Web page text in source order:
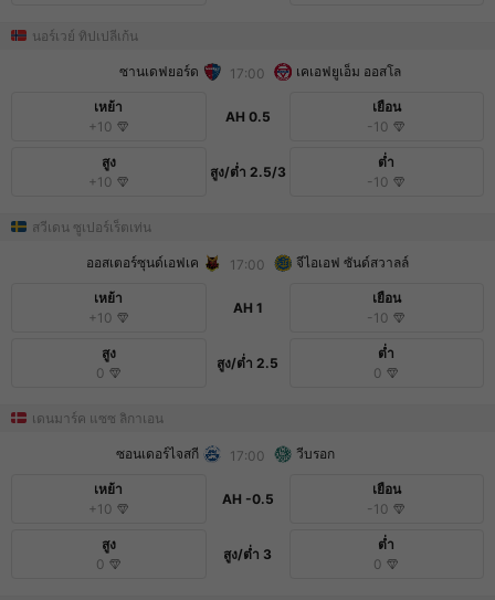
นอร์เวย์ ทิปเปลีเก้น
ซานเดฟยอร์ด 17:00 เคเอฟยูเอ็ม ออสโล
เหย้า
+10
AH 0.5
เยือน
-10
สูง
+10
สูง/ต่ำ 2.5/3
ต่ำ
-10
สวีเดน ซูเปอร์เร็ตเท่น
ออสเตอร์ซุนด์เอฟเค 17:00 จีไอเอฟ ซันด์สวาลล์
เหย้า
+10
AH 1
เยือน
-10
สูง
0
สูง/ต่ำ 2.5
ต่ำ
0
เดนมาร์ค แซซ ลิกาเอน
ซอนเดอร์ไจสกี 17:00 วีบรอก
เหย้า
+10
AH -0.5
เยือน
-10
สูง
0
สูง/ต่ำ 3
ต่ำ
0